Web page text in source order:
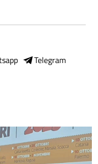
Telegram